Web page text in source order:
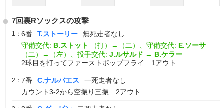
7回裏Rソックスの攻撃
1： 6番 T.ストーリー
無死走者なし
守備交代: B.ストット （打）→（二）、守備交代: E.ソーサ
（二）→（左）、投手交代: J.ルサルド → B.ケラー
2球目を打ってファーストポップフライ 1アウト
2： 7番 C.ナルバエス
一死走者なし
カウント3-2から空振り三振 2アウト